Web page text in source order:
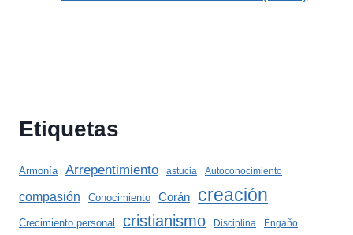
Etiquetas
Armonía Arrepentimiento astucia Autoconocimiento
compasión Conocimiento Corán creación
Crecimiento personal cristianismo Disciplina Engaño